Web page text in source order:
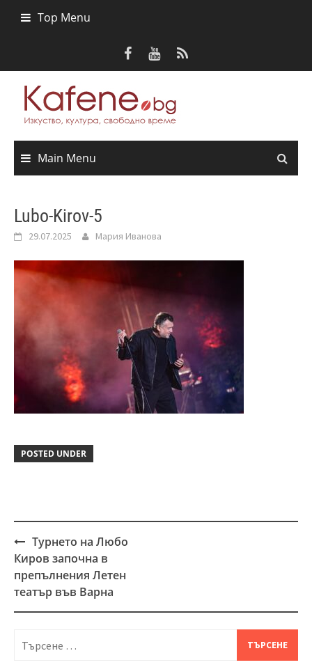
Top Menu
Main Menu
Lubo-Kirov-5
29.07.2025 Мария Иванова
POSTED UNDER
Post
navigation
Турнето на Любо
Киров започна в
препълнения Летен
театър във Варна
за: